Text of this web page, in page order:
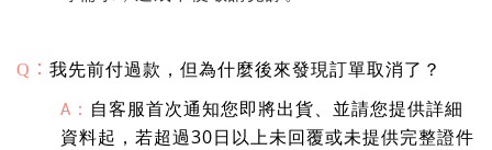
Q ： 我先前付過款，但為什麼後來發現訂單取消了？
A ： 自客服首次通知您即將出貨、並請您提供詳細
資料起，若超過30日以上未回覆或未提供完整證件